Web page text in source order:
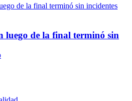
luego de la final terminó sin